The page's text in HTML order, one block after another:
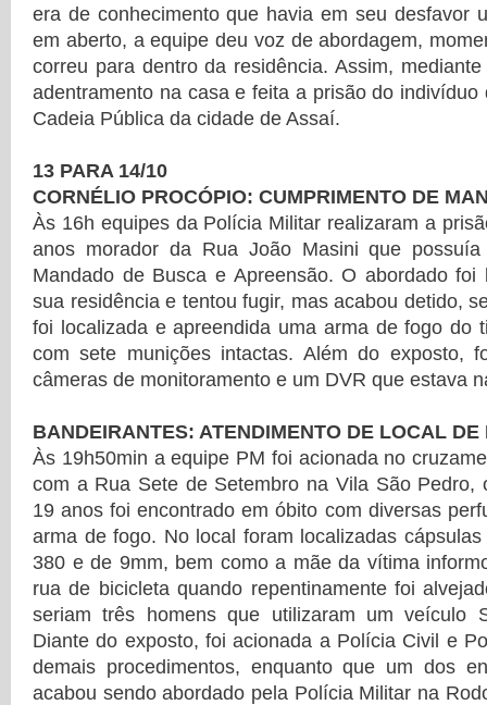
era de conhecimento que havia em seu desfavor
em aberto, a equipe deu voz de abordagem,
correu para dentro da residência. Assim,
adentramento na casa e feita a prisão do indivíduo
Cadeia Pública da cidade de Assaí.
13 PARA 14/10
CORNÉLIO PROCÓPIO: CUMPRIMENTO DE
Às 16h equipes da Polícia Militar realizaram a
anos morador da Rua João Masini que
Mandado de Busca e Apreensão. O abordado
sua residência e tentou fugir, mas acabou detido,
foi localizada e apreendida uma arma de fogo do
com sete munições intactas. Além do exposto,
câmeras de monitoramento e um DVR que estava
BANDEIRANTES: ATENDIMENTO DE LOCAL DE
Às 19h50min a equipe PM foi acionada no
com a Rua Sete de Setembro na Vila São Pedro,
19 anos foi encontrado em óbito com diversas
arma de fogo. No local foram localizadas
380 e de 9mm, bem como a mãe da vítima
rua de bicicleta quando repentinamente foi
seriam três homens que utilizaram um veículo
Diante do exposto, foi acionada a Polícia Civil e
demais procedimentos, enquanto que um dos
acabou sendo abordado pela Polícia Militar na